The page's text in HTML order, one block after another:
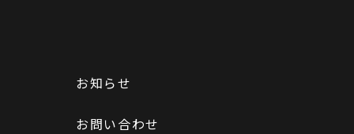
お知らせ
お問い合わせ